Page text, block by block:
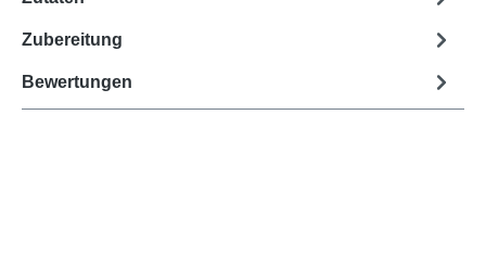
Zubereitung
Bewertungen